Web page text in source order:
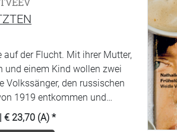
auf der Flucht. Mit ihrer Mutter,
und einem Kind wollen zwei
Volkssänger, den russischen
1919 entkommen und
Fänge der rumänischen
Ihre Verzweiflung in den
€ 23,70 (A) *